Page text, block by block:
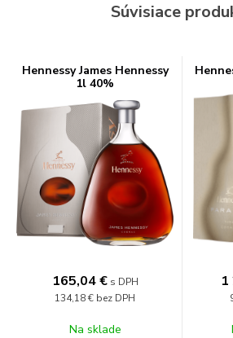
Súvisiace
Hennessy James Hennessy
1l 40%
165,04 € s DPH
134,18 € bez DPH
Na sklade
1